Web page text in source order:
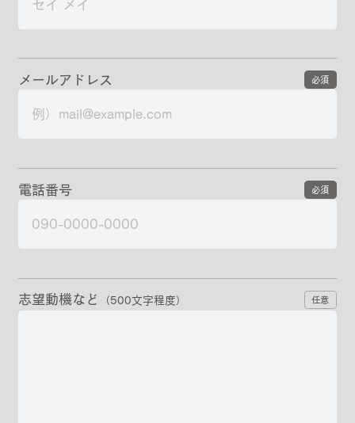
メールアドレス 必須
電話番号 必須
志望動機など （500文字程度） 任意